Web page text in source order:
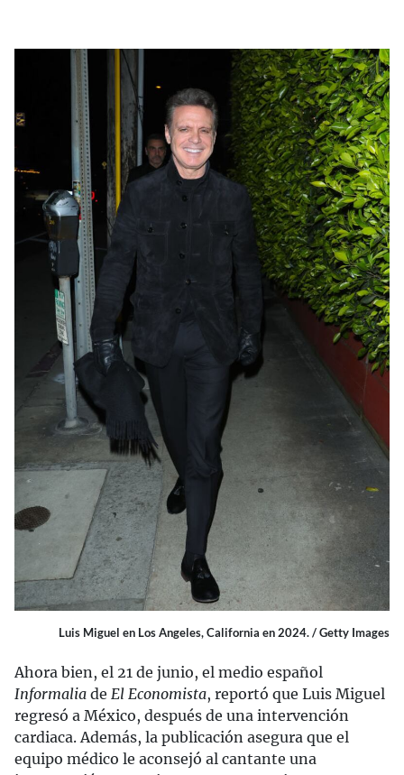
Luis Miguel en Los Angeles, California en 2024. / Getty Images
Ahora bien, el 21 de junio, el medio español
Informalia de El Economista, reportó que Luis Miguel
regresó a México, después de una intervención
cardiaca. Además, la publicación asegura que el
equipo médico le aconsejó al cantante una